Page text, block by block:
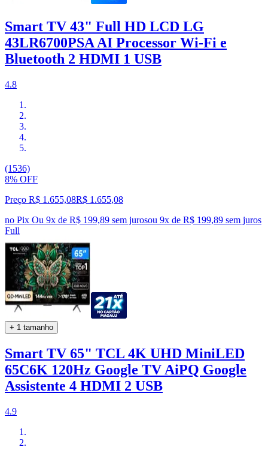
Smart TV 43" Full HD LCD LG
43LR6700PSA AI Processor Wi-Fi e
Bluetooth 2 HDMI 1 USB
4.8
(1536)
8% OFF
Preço R$ 1.655,08R$ 1.655,08
no Pix Ou 9x de R$ 199,89 sem jurosou 9x de R$ 199,89 sem juros
Full
+ 1 tamanho
Smart TV 65" TCL 4K UHD MiniLED
65C6K 120Hz Google TV AiPQ Google
Assistente 4 HDMI 2 USB
4.9